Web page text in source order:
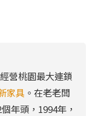
營桃園最大連鎖
家具 。在老老闆
年頭，1994年，